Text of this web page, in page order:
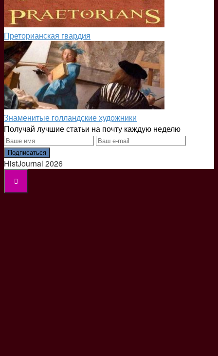
Преторианская гвардия
Знаменитые голландские художники
Получай лучшие статьи на почту каждую неделю
Подписаться
HistJournal 2026